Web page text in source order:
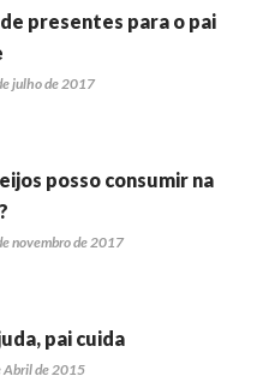
presentes para o pai
julho de 2017
posso consumir na
novembro de 2017
pai cuida
Abril de 2015